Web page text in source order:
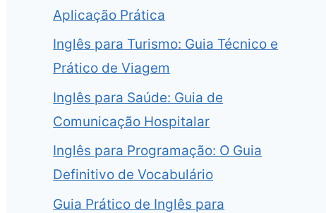
Aplicação Prática
Inglês para Turismo: Guia Técnico e
Prático de Viagem
Inglês para Saúde: Guia de
Comunicação Hospitalar
Inglês para Programação: O Guia
Definitivo de Vocabulário
Guia Prático de Inglês para